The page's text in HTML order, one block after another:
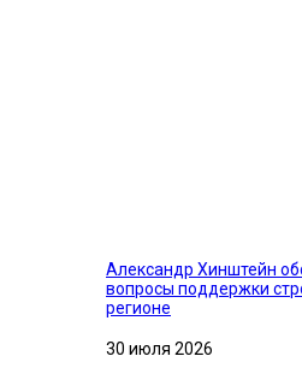
Александр Хинштейн
вопросы поддержки
регионе
30 июля 2026